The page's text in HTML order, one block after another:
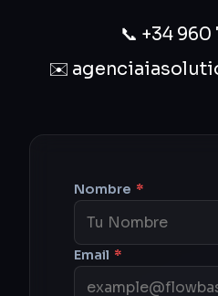
📞 +34 960
✉️
Nombre *
Email *